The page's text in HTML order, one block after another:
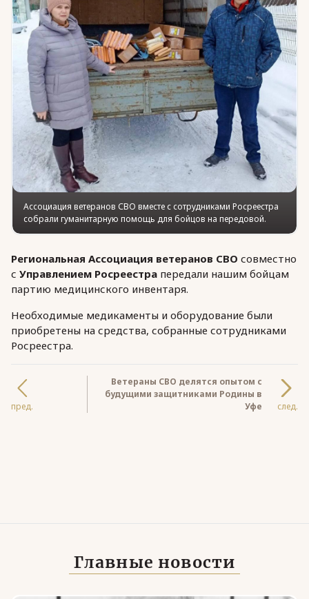
Ассоциация ветеранов СВО вместе с сотрудниками Росреестра
собрали гуманитарную помощь для бойцов на передовой.
Региональная Ассоциация ветеранов СВО совместно
с Управлением Росреестра передали нашим бойцам
партию медицинского инвентаря.
Необходимые медикаменты и оборудование были
приобретены на средства, собранные сотрудниками
Росреестра.
пред.
Ветераны СВО делятся опытом с
будущими защитниками Родины в
Уфе
след.
Главные новости
Региональные меры поддержки